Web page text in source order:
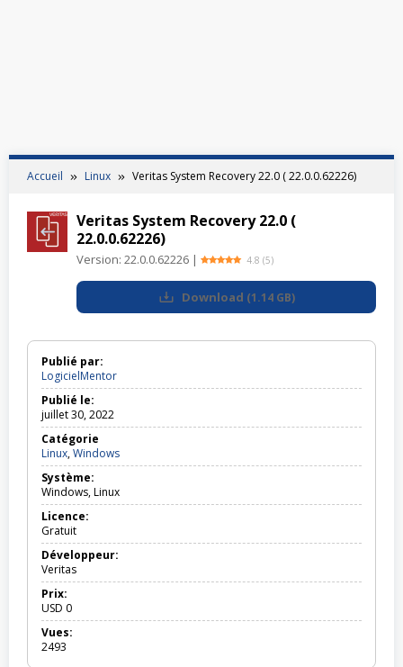
Accueil Linux Veritas System Recovery 22.0 ( 22.0.0.62226)
Veritas System Recovery 22.0 (
22.0.0.62226)
Version: 22.0.0.62226 | 4.8 (5)
Download (1.14 GB)
Publié par:
LogicielMentor
Publié le:
juillet 30, 2022
Catégorie
Linux,WindowsLinux,
Windows
Système:
Windows, Linux
Licence:
Gratuit
Développeur:
Veritas
Prix:
USD 0
Vues:
2493